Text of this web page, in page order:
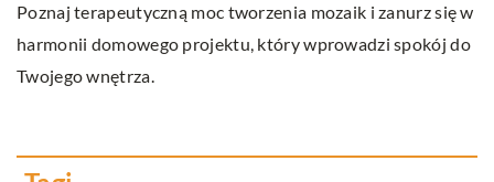
Poznaj terapeutyczną moc tworzenia mozaik i zanurz się w
harmonii domowego projektu, który wprowadzi spokój do
Twojego wnętrza.